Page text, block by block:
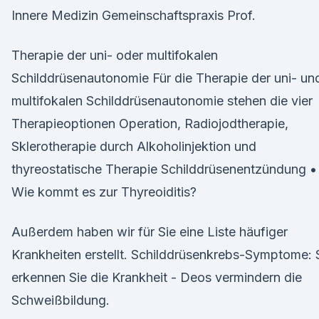
Innere Medizin Gemeinschaftspraxis Prof.
Therapie der uni- oder multifokalen
Schilddrüsenautonomie Für die Therapie der uni-
multifokalen Schilddrüsenautonomie stehen die vier
Therapieoptionen Operation, Radiojodtherapie,
Sklerotherapie durch Alkoholinjektion und
thyreostatische Therapie Schilddrüsenentzündung •
Wie kommt es zur Thyreoiditis?
Außerdem haben wir für Sie eine Liste häufiger
Krankheiten erstellt. Schilddrüsenkrebs-Symptome:
erkennen Sie die Krankheit - Deos vermindern die
Schweißbildung.